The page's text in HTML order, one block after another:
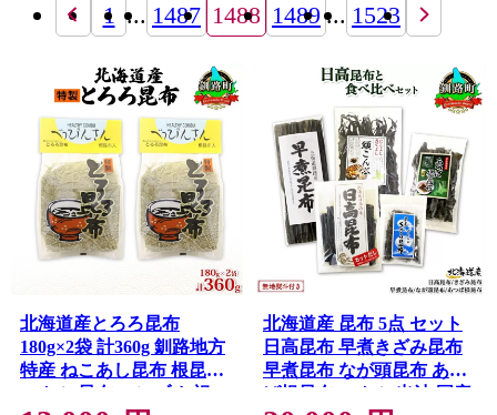
1 ... 1487 1488 1489 ... 1523
北海道産とろろ昆布
180g×2袋 計360g 釧路地方
特産 ねこあし昆布 根昆布
こんぶ 昆布 コンブ お祝い
北海道産 昆布 5点 セット
日高昆布 早煮きざみ昆布
早煮昆布 なが頭昆布 あつ
ば根昆布 こんぶ 出汁 国産